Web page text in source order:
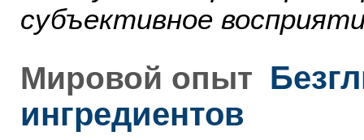
субъективное
Мировой опыт
ингредиентов